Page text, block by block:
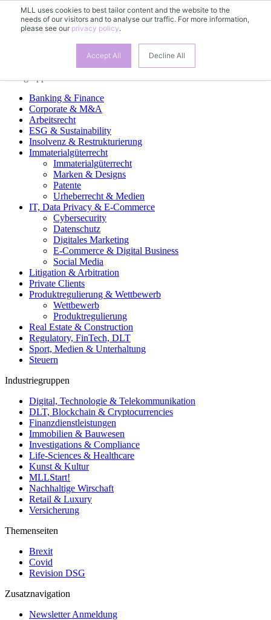
MLL uses cookies to best tailor content and the website to the
needs of our visitors and to analyse our traffic. For more information,
please see our privacy policy.
Accept All Decline All
FRES
Banking & Finance
Corporate & M&A
Arbeitsrecht
ESG & Sustainability
Insolvenz & Restrukturierung
Immaterialgüterrecht
Immaterialgüterrecht
Marken & Designs
Patente
Urheberrecht & Medien
IT, Data Privacy & E-Commerce
Cybersecurity
Datenschutz
Digitales Marketing
E-Commerce & Digital Business
Social Media
Litigation & Arbitration
Private Clients
Produktregulierung & Wettbewerb
Wettbewerb
Produktregulierung
Real Estate & Construction
Regulatory, FinTech, DLT
Sport, Medien & Unterhaltung
Steuern
Industriegruppen
Digital, Technologie & Telekommunikation
DLT, Blockchain & Cryptocurrencies
Finanzdienstleistungen
Immobilien & Bauwesen
Investigations & Compliance
Life-Sciences & Healthcare
Kunst & Kultur
MLLStart!
Nachhaltige Wirschaft
Retail & Luxury
Versicherung
Themenseiten
Brexit
Covid
Revision DSG
Zusatznavigation
Newsletter Anmeldung